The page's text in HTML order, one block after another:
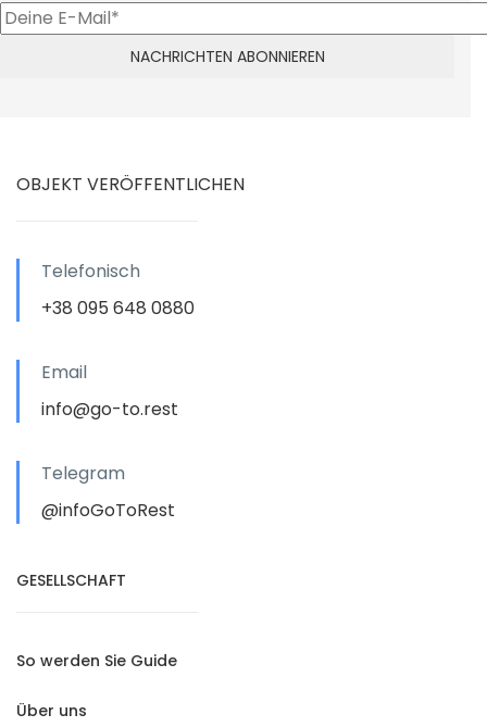
OBJEKT VERÖFFENTLICHEN
Telefonisch
+38 095 648 0880
Email
info@go-to.rest
Telegram
@infoGoToRest
GESELLSCHAFT
So werden Sie Guide
Über uns